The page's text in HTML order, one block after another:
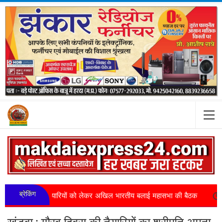
ब्रेकिंग
को लेकर अखिल भारतीय बलाई महासभा की बैठक
हरदा : जिला